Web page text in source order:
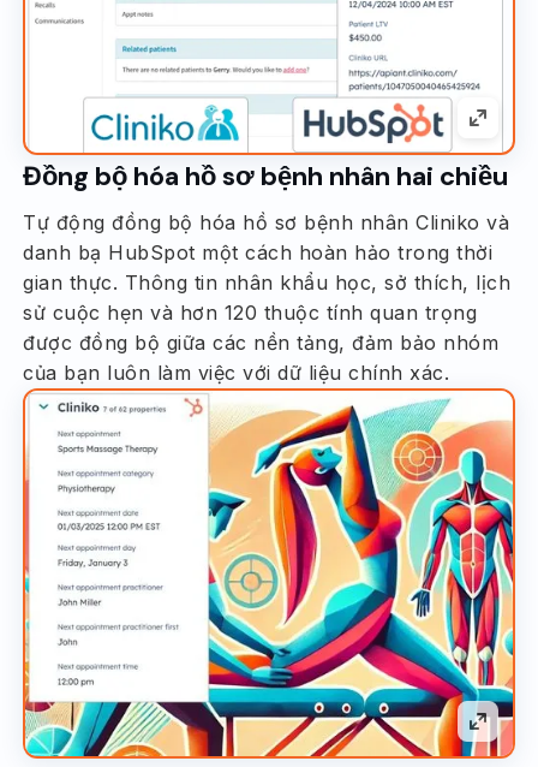
Đồng bộ hóa hồ sơ bệnh nhân hai chiều
Tự động đồng bộ hóa hồ sơ bệnh nhân Cliniko và
danh bạ HubSpot một cách hoàn hảo trong thời
gian thực. Thông tin nhân khẩu học, sở thích, lịch
sử cuộc hẹn và hơn 120 thuộc tính quan trọng
được đồng bộ giữa các nền tảng, đảm bảo nhóm
của bạn luôn làm việc với dữ liệu chính xác.